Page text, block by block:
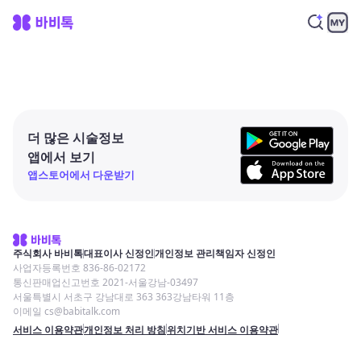
더 많은 시술정보
앱에서 보기
앱스토어에서 다운받기
주식회사 바비톡대표이사 신정인개인정보 관리책임자 신정인
사업자등록번호 836-86-02172
통신판매업신고번호 2021-서울강남-03497
서울특별시 서초구 강남대로 363 363강남타워 11층
이메일 cs@babitalk.com
서비스 이용약관개인정보 처리 방침위치기반 서비스 이용약관